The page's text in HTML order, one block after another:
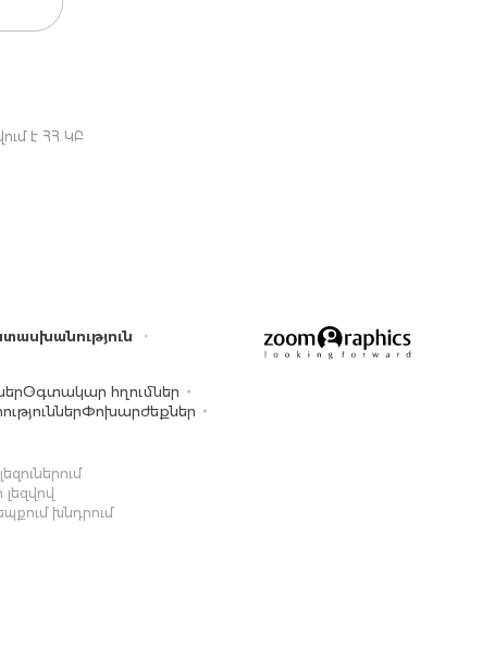
է ՀՀ ԿԲ
Օգտակար հղումներ
Փոխարժեքներ
խնդրում